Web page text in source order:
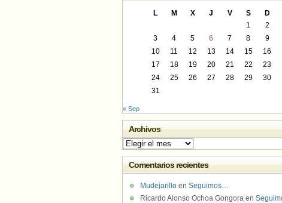
L M X J V S
D
1
2
3
4 5 6 7 8
9
10
11 12 13 14 15
16
17
18 19 20 21 22
23
24
25 26 27 28 29
30
31
« Sep
Archivos
Archivos
Comentarios recientes
Mudejarillo en Seguimos…
Ricardo Alonso Ochoa Gongora en